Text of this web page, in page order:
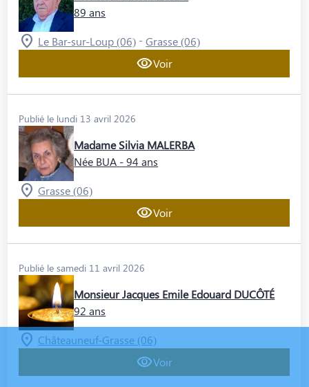
89 ans
Le Bar-sur-Loup (06) -Grasse (06)
Voir
Publié le lundi 13 avril 2026
Madame Silvia MALERBA
Née BUA - 94 ans
Grasse (06)
Voir
Publié le samedi 11 avril 2026
Monsieur Jacques Emile Edouard DUCÔTÉ
92 ans
Châteauneuf-Grasse (06)
Voir